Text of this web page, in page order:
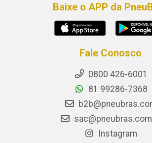
Baixe o APP da
Fale Conosco
0800 426-6001
81 99286-7368
Instagram